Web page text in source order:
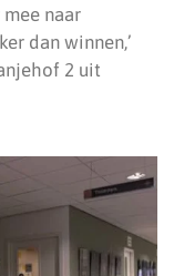
naar
dan winnen,’
2 uit